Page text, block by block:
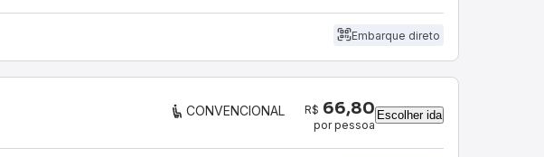
Embarque direto
CONVENCIONAL R$ 66,80
por pessoa
Escolher ida